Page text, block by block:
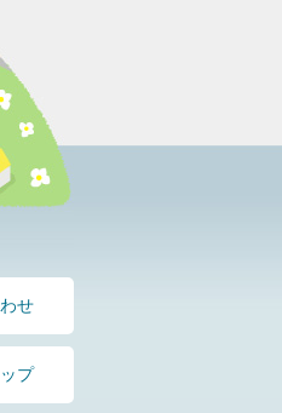
せ
プ